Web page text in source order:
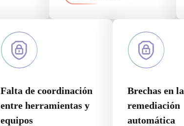
Falta de coordinación
entre herramientas y
equipos
Brechas en la
remediación
automática